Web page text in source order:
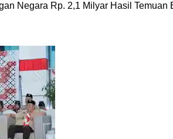
Negara Rp. 2,1 Milyar Hasil Temuan